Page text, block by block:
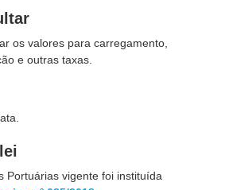
os valores para carregamento,
e outras taxas.
Portuárias vigente foi instituída